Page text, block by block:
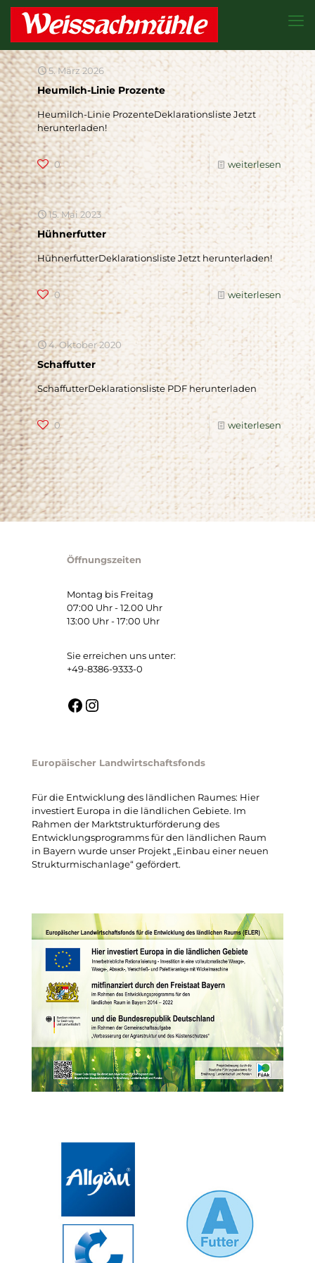
5. März 2026
Heumilch-Linie Prozente
Heumilch-Linie ProzenteDeklarationsliste Jetzt
herunterladen!
0 weiterlesen
15. Mai 2023
Hühnerfutter
HühnerfutterDeklarationsliste Jetzt herunterladen!
0 weiterlesen
4. Oktober 2020
Schaffutter
SchaffutterDeklarationsliste PDF herunterladen
0 weiterlesen
Öffnungszeiten
Montag bis Freitag
07:00 Uhr - 12.00 Uhr
13:00 Uhr - 17:00 Uhr
Sie erreichen uns unter:
+49-8386-9333-0
Facebook
Instagram
Europäischer Landwirtschaftsfonds
Für die Entwicklung des ländlichen Raumes: Hier
investiert Europa in die ländlichen Gebiete. Im
Rahmen der Marktstrukturförderung des
Entwicklungsprogramms für den ländlichen Raum
in Bayern wurde unser Projekt „Einbau einer neuen
Strukturmischanlage“ gefördert.
Kälber sind wertvoll!
Nicht nur dann, wenn die Kälberpreise auf Rekordniveau
schon kleine Maßnahmen große Wirkung für die gesamte
Aufzucht haben.
PDF herunterladen
×